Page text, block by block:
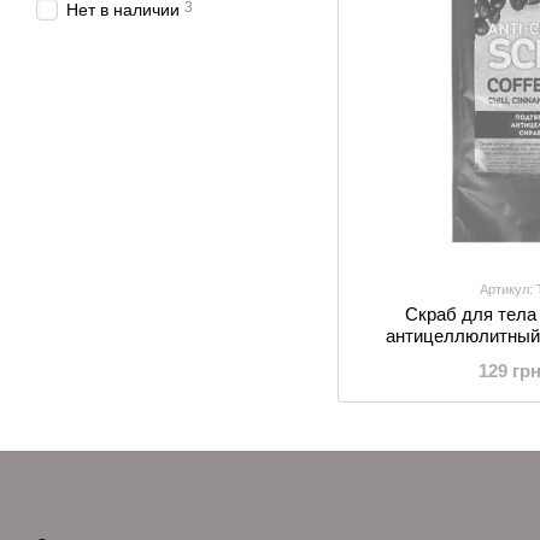
Артикул:
Скраб для
129 грн
Нет в наличии 3